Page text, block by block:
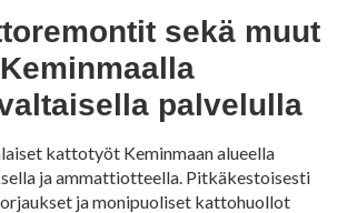
sekä muut
palvelulla
kattotyöt Keminmaan alueella
ja ammattiotteella. Pitkäkestoisesti
ja monipuoliset kattohuollot